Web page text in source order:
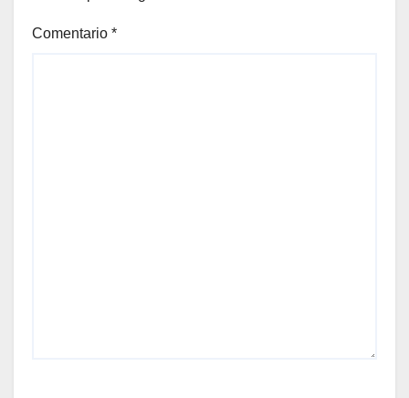
Comentario *